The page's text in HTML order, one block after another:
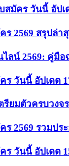
สมัคร วันนี้ อัปเ
ร 2569 สรุปล่
ไลน์ 2569: คู่มื
ร วันนี้ อัปเดต
รียมตัวครบวง
ร 2569 รวมป
ร วันนี้ อัปเดต